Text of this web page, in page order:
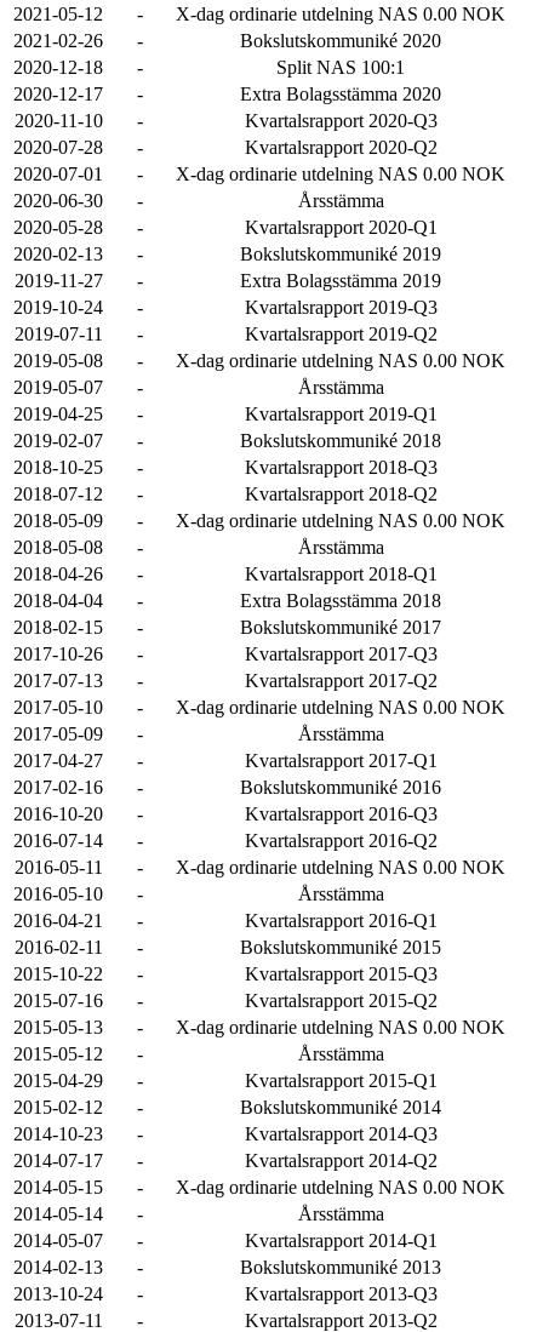
2021-05-12 -
X-dag ordinarie utdelning NAS 0.00 NOK
2021-02-26
-
Bokslutskommuniké 2020
2020-12-18
-
Split NAS 100:1
2020-12-17
-
Extra Bolagsstämma 2020
2020-11-10
-
Kvartalsrapport 2020-Q3
2020-07-28
-
Kvartalsrapport 2020-Q2
2020-07-01
-
X-dag ordinarie utdelning NAS 0.00 NOK
2020-06-30
-
Årsstämma
2020-05-28
-
Kvartalsrapport 2020-Q1
2020-02-13
-
Bokslutskommuniké 2019
2019-11-27
-
Extra Bolagsstämma 2019
2019-10-24
-
Kvartalsrapport 2019-Q3
2019-07-11
-
Kvartalsrapport 2019-Q2
2019-05-08
-
X-dag ordinarie utdelning NAS 0.00 NOK
2019-05-07
-
Årsstämma
2019-04-25
-
Kvartalsrapport 2019-Q1
2019-02-07
-
Bokslutskommuniké 2018
2018-10-25
-
Kvartalsrapport 2018-Q3
2018-07-12
-
Kvartalsrapport 2018-Q2
2018-05-09
-
X-dag ordinarie utdelning NAS 0.00 NOK
2018-05-08
-
Årsstämma
2018-04-26
-
Kvartalsrapport 2018-Q1
2018-04-04
-
Extra Bolagsstämma 2018
2018-02-15
-
Bokslutskommuniké 2017
2017-10-26
-
Kvartalsrapport 2017-Q3
2017-07-13
-
Kvartalsrapport 2017-Q2
2017-05-10
-
X-dag ordinarie utdelning NAS 0.00 NOK
2017-05-09
-
Årsstämma
2017-04-27
-
Kvartalsrapport 2017-Q1
2017-02-16
-
Bokslutskommuniké 2016
2016-10-20
-
Kvartalsrapport 2016-Q3
2016-07-14
-
Kvartalsrapport 2016-Q2
2016-05-11
-
X-dag ordinarie utdelning NAS 0.00 NOK
2016-05-10
-
Årsstämma
2016-04-21
-
Kvartalsrapport 2016-Q1
2016-02-11
-
Bokslutskommuniké 2015
2015-10-22
-
Kvartalsrapport 2015-Q3
2015-07-16
-
Kvartalsrapport 2015-Q2
2015-05-13
-
X-dag ordinarie utdelning NAS 0.00 NOK
2015-05-12
-
Årsstämma
2015-04-29
-
Kvartalsrapport 2015-Q1
2015-02-12
-
Bokslutskommuniké 2014
2014-10-23
-
Kvartalsrapport 2014-Q3
2014-07-17
-
Kvartalsrapport 2014-Q2
2014-05-15
-
X-dag ordinarie utdelning NAS 0.00 NOK
2014-05-14
-
Årsstämma
2014-05-07
-
Kvartalsrapport 2014-Q1
2014-02-13
-
Bokslutskommuniké 2013
2013-10-24
-
Kvartalsrapport 2013-Q3
2013-07-11
-
Kvartalsrapport 2013-Q2